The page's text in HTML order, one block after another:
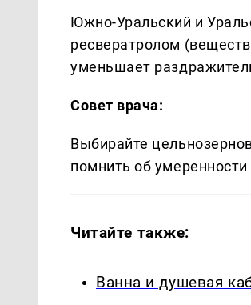
Южно-Уральский и
ресвератролом
уменьшает
Совет врача:
Выбирайте
помнить об
Читайте также:
Ванна и душевая